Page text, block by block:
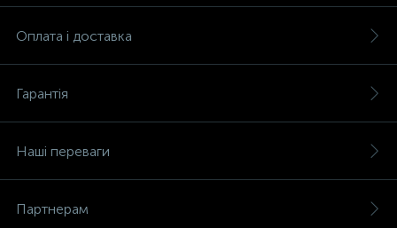
Оплата і доставка
Гарантія
Наші переваги
Партнерам